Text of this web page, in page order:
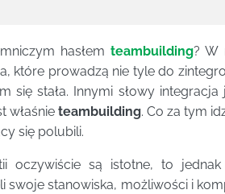
hasłemteambuilding? W
które prowadzą nie tyle do
się stała. Innymi słowy integracja
właśnie teambuilding. Co za tym
się polubili.
oczywiście są istotne, to
swoje stanowiska, możliwości i